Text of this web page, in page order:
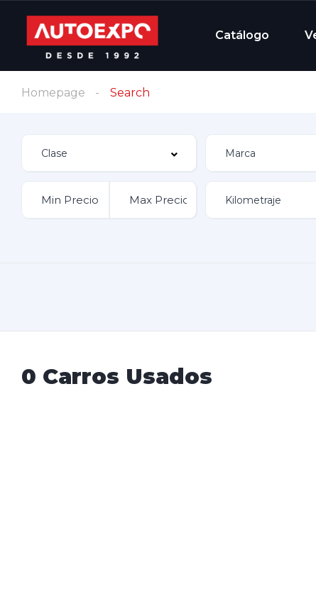
Catálogo
Homepage Search
0 Carros Usados